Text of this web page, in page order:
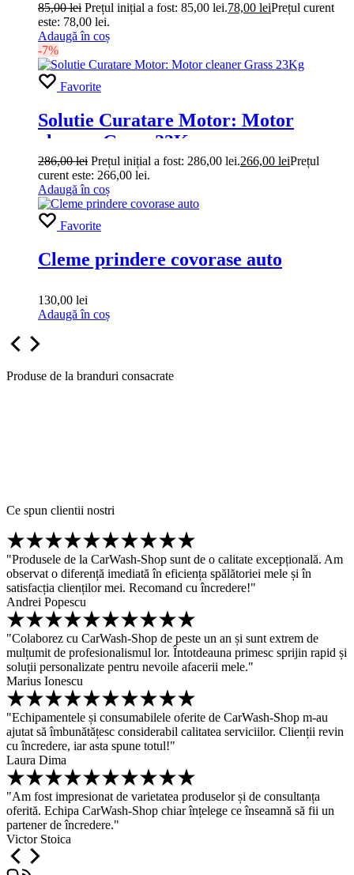
85,00lei Prețul inițial a fost: 85,00 lei.78,00 leiPrețul curent
este: 78,00 lei.
Adaugă în coș
-7%
Favorite
Solutie Curatare Motor: Motor
cleaner Grass 23Kg
286,00lei Prețul inițial a fost: 286,00 lei.266,00 leiPrețul
curent este: 266,00 lei.
Adaugă în coș
Favorite
Cleme prindere covorase auto
130,00 lei
Adaugă în coș
Produse de la branduri consacrate
Ce spun clientii nostri
"Produsele de la CarWash-Shop sunt de o calitate excepțională. Am
observat o diferență imediată în eficiența spălătoriei mele și în
satisfacția clienților mei. Recomand cu încredere!"
Andrei Popescu
"Colaborez cu CarWash-Shop de peste un an și sunt extrem de
mulțumit de profesionalismul lor. Întotdeauna primesc sprijin rapid și
soluții personalizate pentru nevoile afacerii mele."
Marius Ionescu
"Echipamentele și consumabilele oferite de CarWash-Shop m-au
ajutat să îmbunătățesc considerabil calitatea serviciilor. Clienții revin
cu încredere, iar asta spune totul!"
Laura Dima
"Am fost impresionat de varietatea produselor și de consultanța
oferită. Echipa CarWash-Shop chiar înțelege ce înseamnă să fii un
partener de încredere."
Victor Stoica